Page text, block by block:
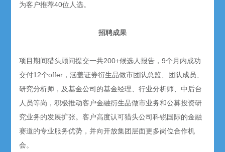
为客户推荐40位人选。
招聘成果
项目期间猎头顾问提交一共200+候选人报告，9个月内成功
交付12个offer，涵盖证券衍生品做市团队总监、团队成员、
研究分析师，及基金公司的基金经理、行业分析师、中后台
人员等岗，积极推动客户金融衍生品做市业务和公募投资研
究业务的发展扩张。客户高度认可猎头公司科锐国际的金融
赛道的专业服务优势，并向开放集团层面更多岗位合作机
会。